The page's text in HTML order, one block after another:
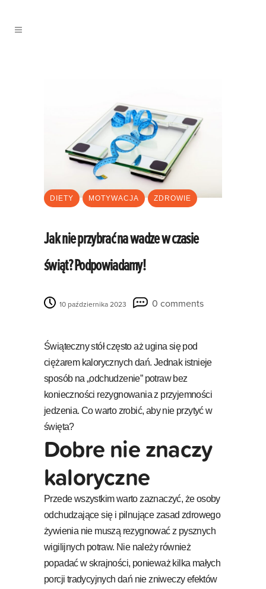
DIETY MOTYWACJA ZDROWIE
Jak nie przybrać na wadze w czasie
świąt? Podpowiadamy!
10 października 2023 0 comments
Świąteczny stół często aż ugina się pod
ciężarem kalorycznych dań. Jednak istnieje
sposób na „odchudzenie” potraw bez
konieczności rezygnowania z przyjemności
jedzenia. Co warto zrobić, aby nie przytyć w
święta?
Dobre nie znaczy
kaloryczne
Przede wszystkim warto zaznaczyć, że osoby
odchudzające się i pilnujące zasad zdrowego
żywienia nie muszą rezygnować z pysznych
wigilijnych potraw. Nie należy również
popadać w skrajności, ponieważ kilka małych
porcji tradycyjnych dań nie zniweczy efektów